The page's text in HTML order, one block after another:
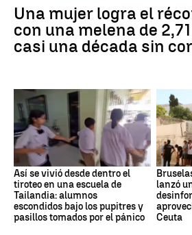
Una mujer logra el
con una melena de
casi una década sin
Así se vivió desde dentro el
tiroteo en una escuela de
Tailandia: alumnos
escondidos bajo los pupitres y
pasillos tomados por el pánico
lanzó
Ceuta